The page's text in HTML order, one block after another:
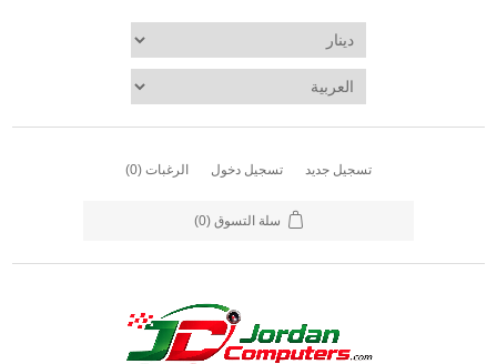
تسجيل جديد تسجيل دخول الرغبات (0)
سلة التسوق (0)